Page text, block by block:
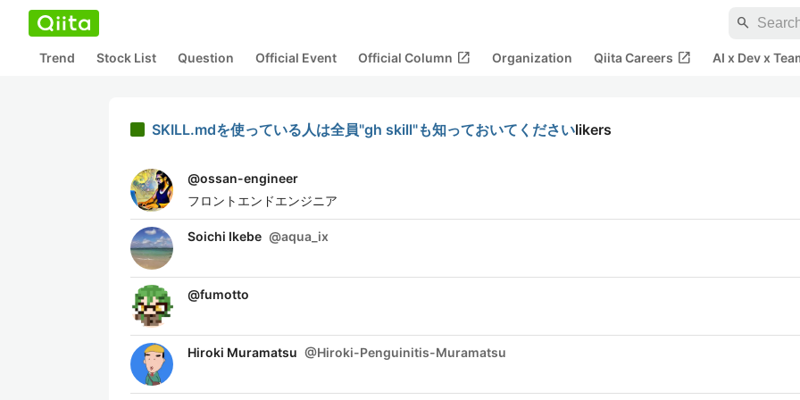
search
Trend Stock List Question Official Event Official Column open_in_new Organization Qiita Careers open_in_new AI x Dev x
SKILL.mdを使っている人は全員"gh skill"も知っておいてくださいlikers
@ossan-engineer
フロントエンドエンジニア
Soichi Ikebe @aqua_ix
@fumotto
Hiroki Muramatsu @Hiroki-Penguinitis-Muramatsu